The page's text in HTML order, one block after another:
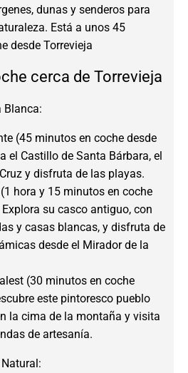
dunas y senderos para
Está a unos 45
desde Torrevieja
cerca de Torrevieja
Blanca:
(45 minutos en coche desde
el Castillo de Santa Bárbara, el
y disfruta de las playas.
hora y 15 minutos en coche
su casco antiguo, con
y casas blancas, y disfruta de
desde el Mirador de la
(30 minutos en coche
este pintoresco pueblo
la cima de la montaña y visita
de artesanía.